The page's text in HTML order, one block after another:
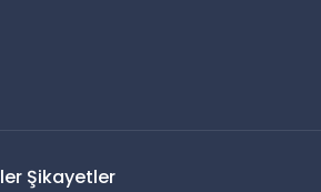
Şikayetler